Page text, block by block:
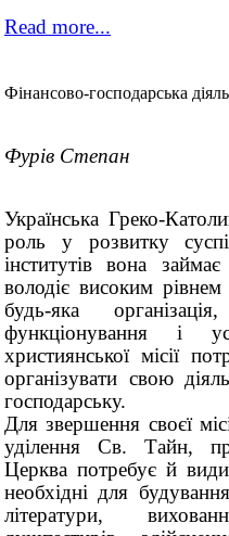
Read more...
Фінансово-господарська
Фурів Степан
Українська Греко-
роль у розвитку
інститутів вона
володіє високим
будь-яка
функціонування і
християнської місії
організувати свою
господарську.
Для звершення своєї
уділення Св. Тайн,
Церква потребує й
необхідні для
літератури,